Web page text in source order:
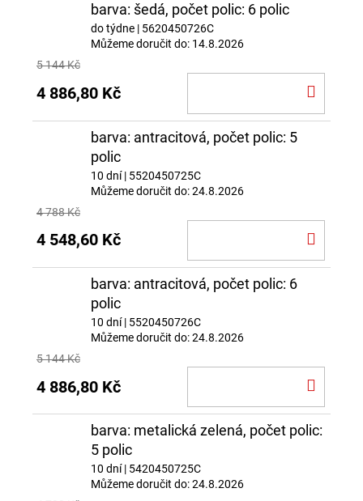
barva: šedá, počet polic: 6 polic
do týdne | 5620450726C
Můžeme doručit do: 14.8.2026
5 144 Kč
4 886,80 Kč
barva: antracitová, počet polic: 5
polic
10 dní| 5520450725C
Můžeme doručit do:24.8.2026
4 788 Kč
4 548,60 Kč
barva: antracitová, počet polic: 6
polic
10 dní| 5520450726C
Můžeme doručit do:24.8.2026
5 144 Kč
4 886,80 Kč
barva: metalická zelená, počet polic:
5 polic
10 dní| 5420450725C
Můžeme doručit do:24.8.2026